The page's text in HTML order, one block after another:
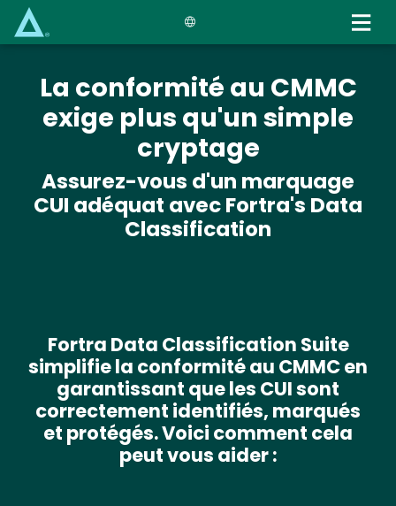
content
La conformité au CMMC
exige plus qu'un simple
cryptage
Assurez-vous d'un marquage
CUI adéquat avec Fortra's Data
Classification
Fortra Data Classification Suite
simplifie la conformité au CMMC en
garantissant que les CUI sont
correctement identifiés, marqués
et protégés.Voici comment cela
peut vous aider :